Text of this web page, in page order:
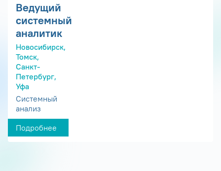
Ведущий
системный
аналитик
Новосибирск,
Томск,
Санкт-
Петербург,
Уфа
Системный
анализ
Подробнее